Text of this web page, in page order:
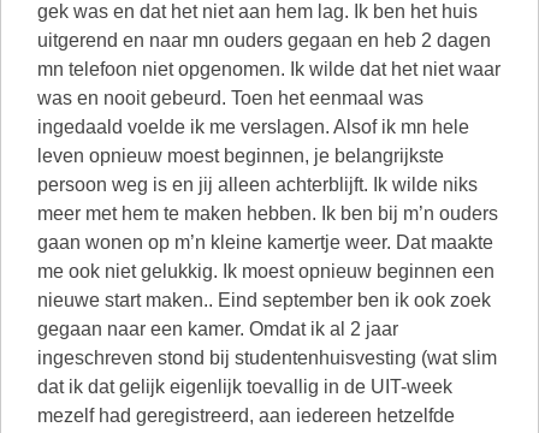
gek was en dat het niet aan hem lag. Ik ben het huis
uitgerend en naar mn ouders gegaan en heb 2 dagen
mn telefoon niet opgenomen. Ik wilde dat het niet waar
was en nooit gebeurd. Toen het eenmaal was
ingedaald voelde ik me verslagen. Alsof ik mn hele
leven opnieuw moest beginnen, je belangrijkste
persoon weg is en jij alleen achterblijft. Ik wilde niks
meer met hem te maken hebben. Ik ben bij m’n ouders
gaan wonen op m’n kleine kamertje weer. Dat maakte
me ook niet gelukkig. Ik moest opnieuw beginnen een
nieuwe start maken.. Eind september ben ik ook zoek
gegaan naar een kamer. Omdat ik al 2 jaar
ingeschreven stond bij studentenhuisvesting (wat slim
dat ik dat gelijk eigenlijk toevallig in de UIT-week
mezelf had geregistreerd, aan iedereen hetzelfde